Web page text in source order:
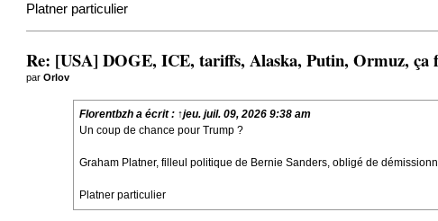
Platner particulier
Re: [USA] DOGE, ICE, tariffs, Alaska, Putin, Ormuz, ça
parOrlov
Florentbzha écrit : ↑jeu. juil. 09, 2026 9:38 am
Un coup de chance pour Trump ?
Graham Platner, filleul politique de Bernie Sanders, obligé de
Platner particulier